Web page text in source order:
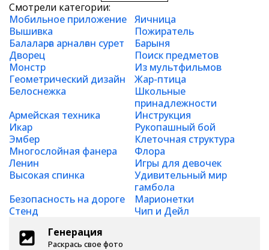
Смотрели категории:
Мобильное приложение Яичница
Вышивка
Пожиратель
Балаларға арналған сурет
Барыня
Дворец
Поиск предметов
Монстр
Из мультфильмов
Геометрический дизайн
Жар-птица
Белоснежка
Школьные
принадлежности
Армейская техника
Инструкция
Икар
Рукопашный бой
Эмбер
Клеточная структура
Многослойная фанера
Флора
Ленин
Игры для девочек
Высокая спинка
Удивительный мир
гамбола
Безопасность на дороге
Марионетки
Стенд
Чип и Дейл
Генерация
Раскрась свое фото